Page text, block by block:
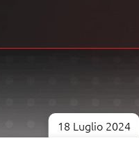
18 Luglio 2024